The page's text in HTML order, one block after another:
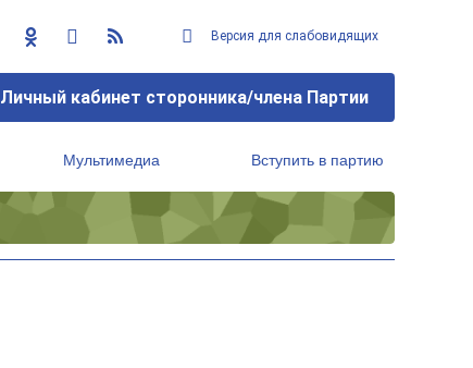
Версия для слабовидящих
Личный кабинет сторонника/члена Партии
Мультимедиа Вступить в партию